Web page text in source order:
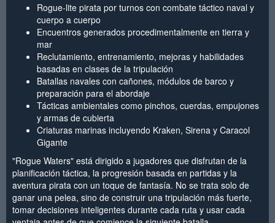
Rogue-lite pirata por turnos con combate táctico naval y
cuerpo a cuerpo
Encuentros generados procedimentalmente en tierra y
mar
Reclutamiento, entrenamiento, mejoras y habilidades
basadas en clases de la tripulación
Batallas navales con cañones, módulos de barco y
preparación para el abordaje
Tácticas ambientales como pinchos, cuerdas, empujones
y armas de cubierta
Criaturas marinas incluyendo Kraken, Sirena y Caracol
Gigante
"Rogue Waters" está dirigido a jugadores que disfrutan de la
planificación táctica, la progresión basada en partidas y la
aventura pirata con un toque de fantasía. No se trata solo de
ganar una pelea, sino de construir una tripulación más fuerte,
tomar decisiones inteligentes durante cada ruta y usar cada